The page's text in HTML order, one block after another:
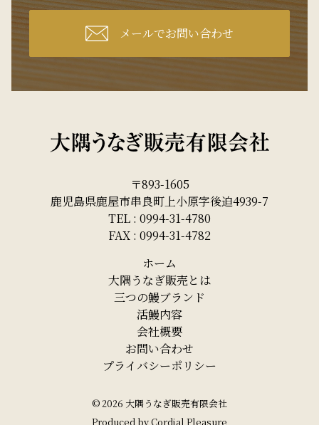
メールでお問い合わせ
〒893-1605
鹿児島県鹿屋市串良町上小原字後迫4939-7
TEL : 0994-31-4780
FAX : 0994-31-4782
ホーム
大隅うなぎ販売とは
三つの鰻ブランド
活鰻内容
会社概要
お問い合わせ
プライバシーポリシー
©2026 大隅うなぎ販売有限会社
Produced byCordial Pleasure